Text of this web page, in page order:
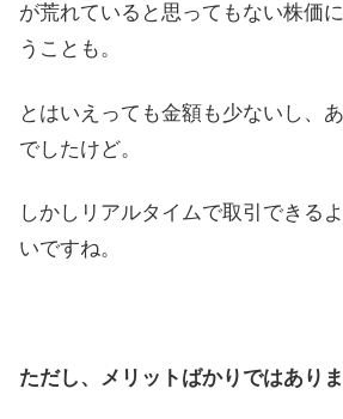
が荒れていると思ってもない株価
うことも。
とはいえっても金額も少ないし、
でしたけど。
しかしリアルタイムで取引できる
いですね。
ただし、メリットばかりではありま